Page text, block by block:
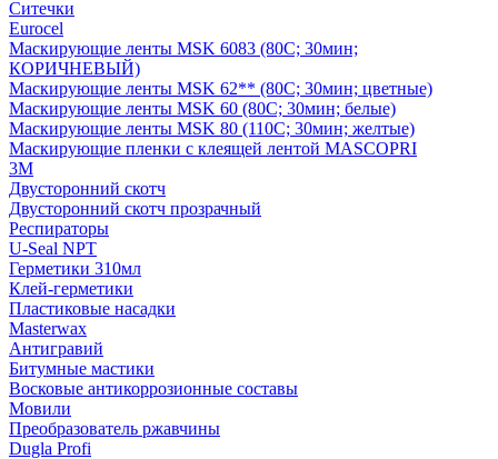
Ситечки
Euroсel
Маскирующие ленты MSK 6083 (80С; 30мин;
КОРИЧНЕВЫЙ)
Маскирующие ленты MSK 62** (80С; 30мин; цветные)
Маскирующие ленты MSK 60 (80С; 30мин; белые)
Маскирующие ленты MSK 80 (110С; 30мин; желтые)
Маскирующие пленки с клеящей лентой MASCOPRI
3M
Двусторонний скотч
Двусторонний скотч прозрачный
Респираторы
U-Seal NPT
Герметики 310мл
Клей-герметики
Пластиковые насадки
Masterwax
Антигравий
Битумные мастики
Восковые антикоррозионные составы
Мовили
Преобразователь ржавчины
Dugla Profi